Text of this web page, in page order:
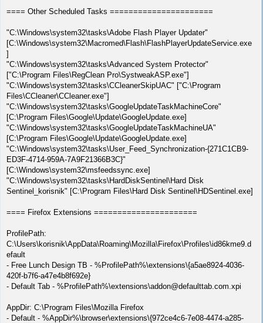
==== Other Scheduled Tasks ======================
"C:\Windows\system32\tasks\Adobe Flash Player Updater"
[C:\Windows\system32\Macromed\Flash\FlashPlayerUpdateService.exe
]
"C:\Windows\system32\tasks\Advanced System Protector"
["C:\Program Files\RegClean Pro\SystweakASP.exe"]
"C:\Windows\system32\tasks\CCleanerSkipUAC" ["C:\Program
Files\CCleaner\CCleaner.exe"]
"C:\Windows\system32\tasks\GoogleUpdateTaskMachineCore"
[C:\Program Files\Google\Update\GoogleUpdate.exe]
"C:\Windows\system32\tasks\GoogleUpdateTaskMachineUA"
[C:\Program Files\Google\Update\GoogleUpdate.exe]
"C:\Windows\system32\tasks\User_Feed_Synchronization-{271C1CB9-
ED3F-4714-959A-7A9F21366B3C}"
[C:\Windows\system32\msfeedssync.exe]
"C:\Windows\system32\tasks\HardDiskSentinel\Hard Disk
Sentinel_korisnik" [C:\Program Files\Hard Disk Sentinel\HDSentinel.exe]
==== Firefox Extensions ======================
ProfilePath:
C:\Users\korisnik\AppData\Roaming\Mozilla\Firefox\Profiles\id86kme9.d
efault
- Free Lunch Design TB - %ProfilePath%\extensions\{a5ae8924-4036-
420f-b7f6-a47e4b8f692e}
- Default Tab - %ProfilePath%\extensions\addon@defaulttab.com.xpi
AppDir: C:\Program Files\Mozilla Firefox
- Default - %AppDir%\browser\extensions\{972ce4c6-7e08-4474-a285-